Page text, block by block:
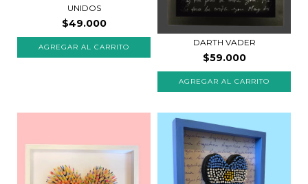
UNIDOS
$49.000
DARTH VADER
$59.000